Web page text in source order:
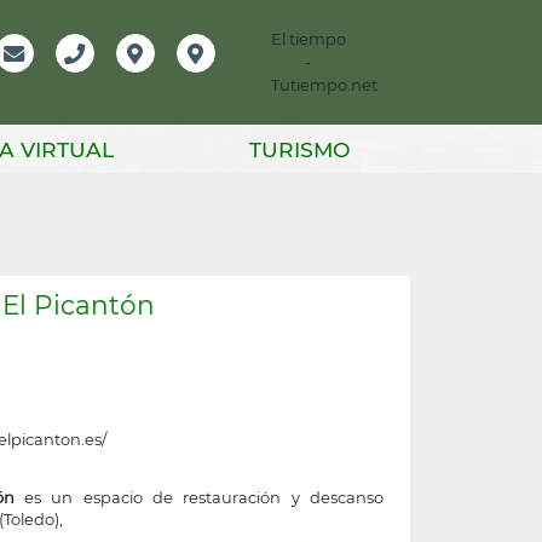
El tiempo
-
Tutiempo.net
VIRTUAL TURISMO
Picantón
es un espacio de restauración y descanso